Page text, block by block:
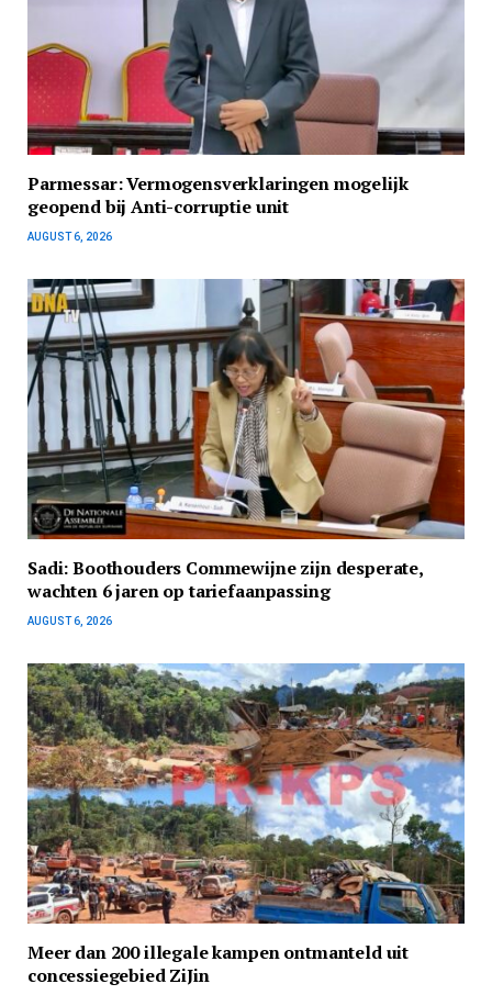
Parmessar: Vermogensverklaringen mogelijk
geopend bij Anti-corruptie unit
AUGUST 6, 2026
Sadi: Boothouders Commewijne zijn desperate,
wachten 6 jaren op tariefaanpassing
AUGUST 6, 2026
Meer dan 200 illegale kampen ontmanteld uit
concessiegebied ZiJin